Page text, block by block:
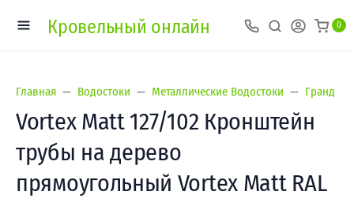
Кровельный онлайн 0
Главная Водостоки Металлические Водостоки Гранд
Vortex Matt 127/102 Кронштейн
трубы на дерево
прямоугольный Vortex Matt RAL